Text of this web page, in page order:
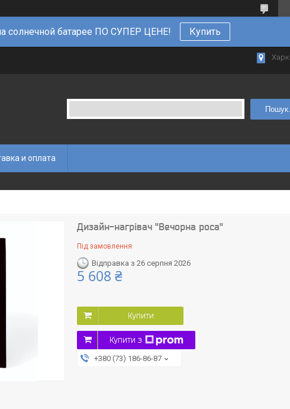
солнечной батарее ПО СУПЕР ЦЕНЕ! Купить
и оплата
Дизайн-нагрівач "Вечорна роса"
Під замовлення
Відправка з 26 серпня 2026
5 608 ₴
Купити
Купити з
+380 (73) 186-86-87